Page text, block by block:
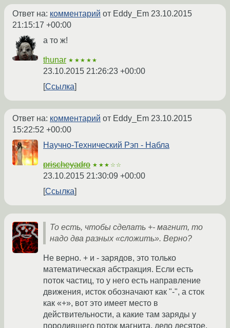
Ответ на: комментарий от Eddy_Em 23.10.2015
21:15:17 +00:00
а то ж!
thunar ★★★★★
23.10.2015 21:26:23 +00:00
Ссылка
Ответ на: комментарий от Eddy_Em 23.10.2015
15:22:52 +00:00
Научно-Технический Рэп - Набла
prischeyadro ★★★☆☆
23.10.2015 21:30:09 +00:00
Ссылка
То есть, чтобы сделать +- магнит, то
надо два разных «сложить». Верно?
Не верно. + и - зарядов, это только
математическая абстракция. Если есть
поток частиц, то у него есть направление
движения, исток обозначают как "-", а сток
как «+», вот это имеет место в
действительности, а какие там заряды у
породившего поток магнита, дело десятое.